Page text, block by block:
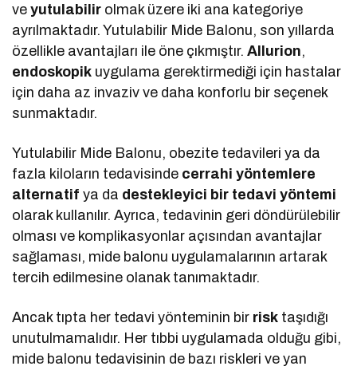
veyutulabilir olmak üzere iki ana kategoriye
ayrılmaktadır. Yutulabilir Mide Balonu, son yıllarda
özellikle avantajları ile öne çıkmıştır.Allurion,
endoskopik uygulama gerektirmediği için hastalar
için daha az invaziv ve daha konforlu bir seçenek
sunmaktadır.
Yutulabilir Mide Balonu, obezite tedavileri ya da
fazla kiloların tedavisinde cerrahi yöntemlere
alternatif ya da destekleyici bir tedavi yöntemi
olarak kullanılır. Ayrıca, tedavinin geri döndürülebilir
olması ve komplikasyonlar açısından avantajlar
sağlaması, mide balonu uygulamalarının artarak
tercih edilmesine olanak tanımaktadır.
Ancak tıpta her tedavi yönteminin bir risk taşıdığı
unutulmamalıdır. Her tıbbi uygulamada olduğu gibi,
mide balonu tedavisinin de bazı riskleri ve yan